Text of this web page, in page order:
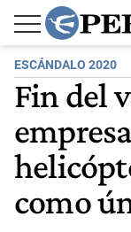
ESCÁNDALO 2020
Fin del
como